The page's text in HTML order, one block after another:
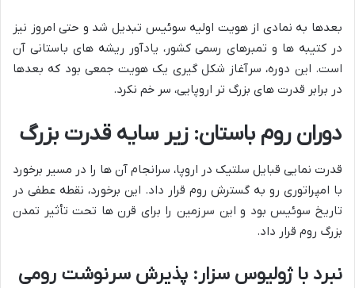
بعدها به نمادی از هویت اولیه سوئیس تبدیل شد و حتی امروز نیز
در کتیبه ها و تمبرهای رسمی کشور، یادآور ریشه های باستانی آن
است. این دوره، سرآغاز شکل گیری یک هویت جمعی بود که بعدها
در برابر قدرت های بزرگ تر اروپایی، سر خم نکرد.
دوران روم باستان: زیر سایه قدرت بزرگ
قدرت نمایی قبایل سلتیک در اروپا، سرانجام آن ها را در مسیر برخورد
با امپراتوری رو به گسترش روم قرار داد. این برخورد، نقطه عطفی در
تاریخ سوئیس بود و این سرزمین را برای قرن ها تحت تأثیر تمدن
بزرگ روم قرار داد.
نبرد با ژولیوس سزار: پذیرش سرنوشت رومی